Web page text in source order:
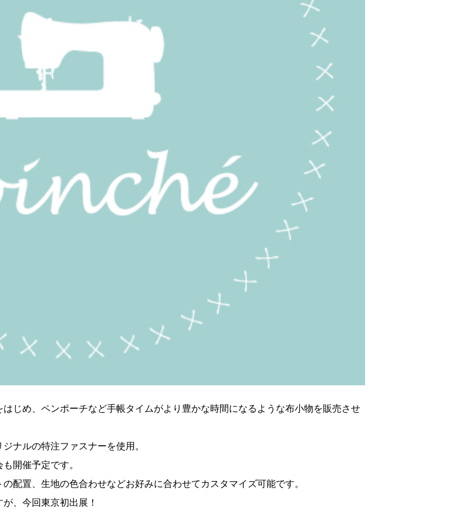
じめ、ペンポーチなど手帳タイムがより豊かな時間になるような布小物を販売させ
ナルの特注ファスナーを使用。
開催予定です。
配置、生地の色合わせなどお好みに合わせてカスタマイズ可能です。
、今回東京初出展！